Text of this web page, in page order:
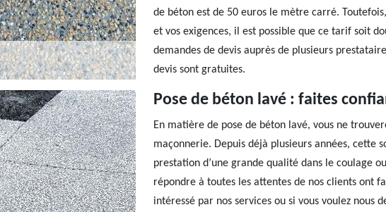
de béton est de 50 euros le mètre carré.
et vos exigences, il est possible que ce tarif soit
demandes de devis auprès de plusieurs
devis sont gratuites.
Pose de béton lavé : faites
En matière de pose de béton lavé, vous ne
maçonnerie. Depuis déjà plusieurs années,
prestation d’une grande qualité dans le coulage
répondre à toutes les attentes de nos clients ont
intéressé par nos services ou si vous voulez nous